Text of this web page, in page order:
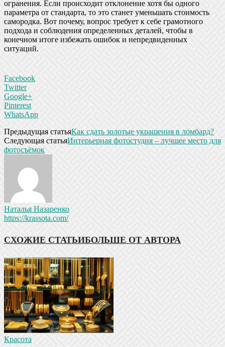
огранения. Если происходит отклонение хотя бы одного
параметра от стандарта, то это станет уменьшать стоимость
самородка. Вот почему, вопрос требует к себе грамотного
подхода и соблюдения определенных деталей, чтобы в
конечном итоге избежать ошибок и непредвиденных
ситуаций.
Facebook
Twitter
Google+
Pinterest
WhatsApp
Предыдущая статьяКак сдать золотые украшения в ломбард?
Следующая статьяИнтерьерная фотостудия – лучшее место для
фотосъёмок
Наталья Назаренко
https://krassota.com/
СХОЖИЕ СТАТЬИБОЛЬШЕ ОТ АВТОРА
Красота